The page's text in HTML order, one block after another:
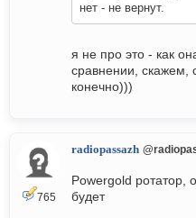
нет - не вернут.
я не про это - как
сравнении, скажем,
конечно)))
765
radiopassazh
Powergold ротатор,
будет